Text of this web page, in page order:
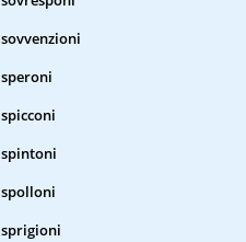
sovvenzioni
speroni
spicconi
spintoni
spolloni
sprigioni